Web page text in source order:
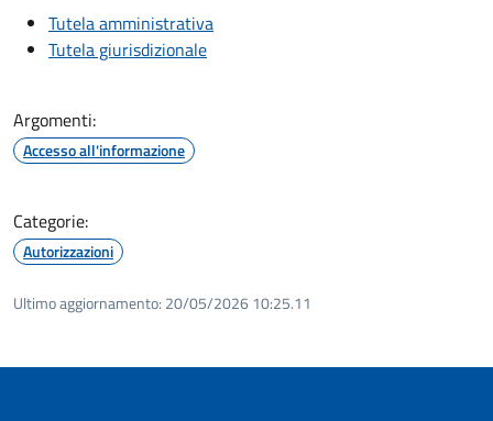
Tutela amministrativa
Tutela giurisdizionale
Argomenti:
Accesso all'informazione
Categorie:
Autorizzazioni
Ultimo aggiornamento: 20/05/2026 10:25.11